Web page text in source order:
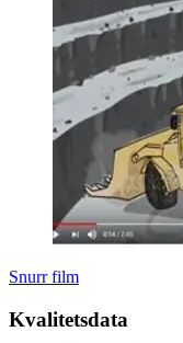
Snurr film
Kvalitetsdata